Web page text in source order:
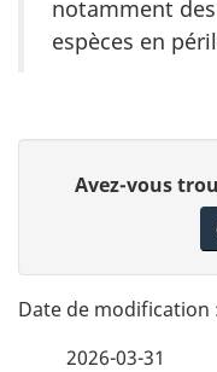
notamment
espèces en
t
a
n
Avez-vous
2026-03-31